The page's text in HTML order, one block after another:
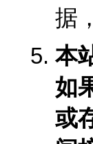
据
本
如
或